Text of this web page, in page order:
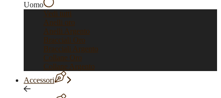
Uomo
Vedi tutti
Anelli oro
Anelli Argento
Bracciali Oro
Bracciali Argento
Collane Oro
Collane Argento
Accessori